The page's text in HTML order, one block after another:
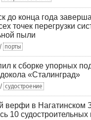
до конца года
точек перегрузки
пыли
/ порты
к сборке упорных
«Сталинград»
/ судостроение
верфи в Нагатинском
10